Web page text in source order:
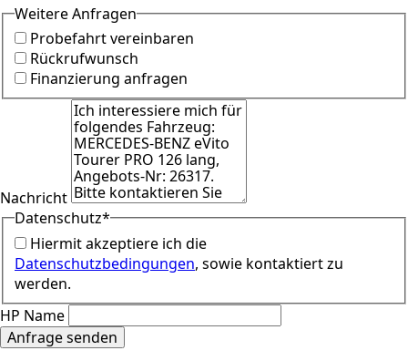
Weitere Anfragen
Probefahrt vereinbaren
Rückrufwunsch
Finanzierung anfragen
Nachricht
Datenschutz*
Hiermit akzeptiere ich die
Datenschutzbedingungen, sowie kontaktiert zu
werden.
HP Name
Anfrage senden